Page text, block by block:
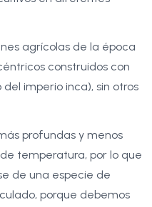
agrícolas de la época
construidos con
imperio inca), sin otros
profundas y menos
temperatura, por lo que
de una especie de
porque debemos